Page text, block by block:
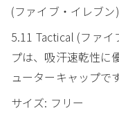
(ファイブ・イレブ
5.11 Tactical (ファイ
プは、吸汗速乾性に
ューターキャップです
サイズ: フリー